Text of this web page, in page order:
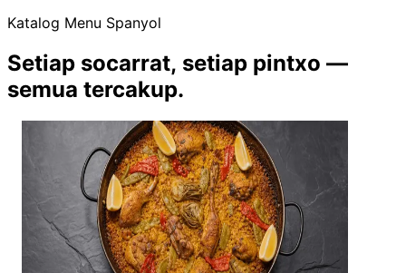
Katalog Menu Spanyol
Setiap socarrat, setiap pintxo —
semua tercakup.